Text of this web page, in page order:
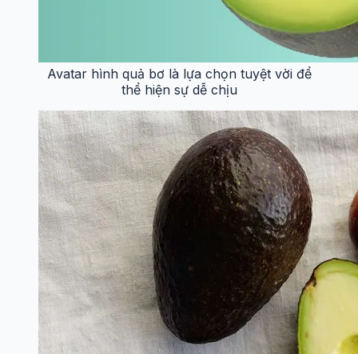
Avatar hình quả bơ là lựa chọn tuyệt vời để
thể hiện sự dễ chịu